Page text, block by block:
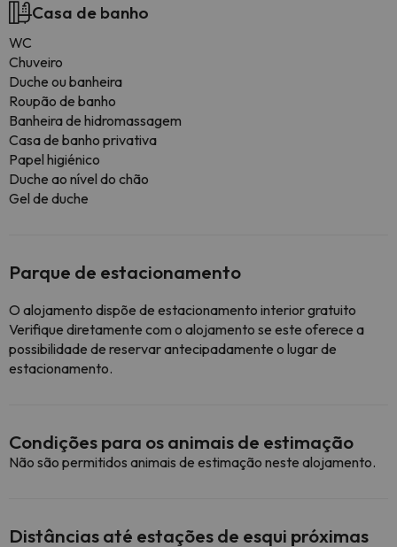
Casa de banho
WC
Chuveiro
Duche ou banheira
Roupão de banho
Banheira de hidromassagem
Casa de banho privativa
Papel higiénico
Duche ao nível do chão
Gel de duche
Parque de estacionamento
O alojamento dispõe de estacionamento interior gratuito
Verifique diretamente com o alojamento se este oferece a
possibilidade de reservar antecipadamente o lugar de
estacionamento.
Condições para os animais de estimação
Não são permitidos animais de estimação neste alojamento.
Distâncias até estações de esqui próximas